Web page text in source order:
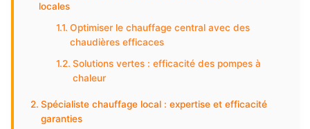
locales
Optimiser le chauffage central avec des
chaudières efficaces
Solutions vertes : efficacité des pompes à
chaleur
Spécialiste chauffage local : expertise et efficacité
garanties